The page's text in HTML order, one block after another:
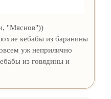
"Мяснов"))
кебабы из баранины
уж неприлично
из говядины и